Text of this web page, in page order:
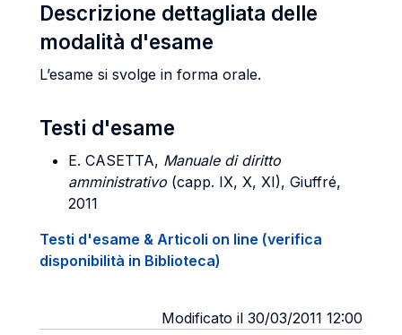
Descrizione dettagliata delle
modalità d'esame
L’esame si svolge in forma orale.
Testi d'esame
E. CASETTA, Manuale di diritto
amministrativo (capp. IX, X, XI), Giuffré,
2011
Testi d'esame & Articoli on line (verifica
disponibilità in Biblioteca)
Modificato il 30/03/2011 12:00